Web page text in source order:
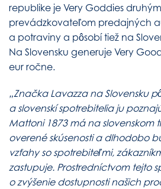
republike je Very Goddies
prevádzkovateľom predajných
a potraviny a pôsobí tiež na
Na Slovensku generuje Very
eur ročne.
„Značka Lavazza na Slovensku
a slovenskí spotrebitelia ju
Mattoni 1873 má na slovenskom
overené skúsenosti a dlhodobo
vzťahy so spotrebiteľmi,
zastupuje. Prostredníctvom tejto
o zvýšenie dostupnosti našich